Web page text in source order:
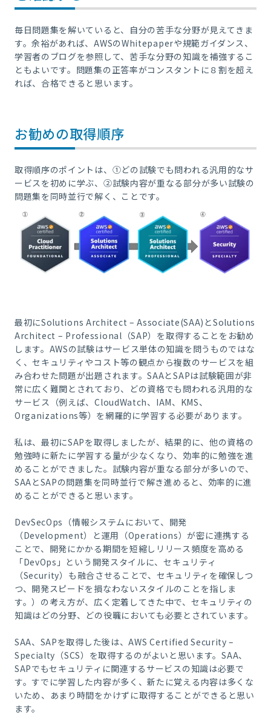
毎日問題集を解いていると、自分の苦手な分野が見えてきま
す。余裕があれば、AWSのWhitepaperや規範ガイダンス、
学習者のブログを参照して、苦手な分野の知識を補強するこ
ともよいです。問題集の正答率がコンスタントに８割を超え
れば、合格できると思います。
お勧めの取得順序
取得順序のポイントは、①どの試験でも問われる汎用的なサ
ービスを初めに学ぶ、②試験内容が重なる部分が多い試験の
問題集を同時並行で解く、ことです。
最初にSolutions Architect – Associate(SAA)とSolutions
Architect – Professional（SAP）を取得することをお勧め
します。AWSの試験はサービス単体の知識を問うものではな
く、セキュリティやコスト等の観点から複数のサービスを組
み合わせた問題が出題されます。SAAとSAPは試験範囲が非
常に広く難関とされており、どの資格でも問われる汎用的な
サービス（例えば、CloudWatch、IAM、KMS、
Organizations等）を網羅的に学習する必要があります。
私は、最初にSAPを取得しましたが、結果的に、他の資格の
勉強時に新たに学習する量が少なくなり、効率的に勉強を進
めることができました。試験内容が重なる部分が多いので、
SAAとSAPの問題集を同時並行で解き進めると、効率的に進
めることができると思います。
DevSecOps（情報システムにおいて、開発
（Development）と運用（Operations）が密に連携する
ことで、開発にかかる期間を短縮しリリース頻度を高める
「DevOps」という開発スタイルに、セキュリティ
（Security）も融合させることで、セキュリティを確保しつ
つ、開発スピードを損なわないスタイルのことを指しま
す。）の考え方が、広く定着してきた中で、セキュリティの
知識はどの分野、どの役職においても必要とされています。
SAA、SAPを取得した後は、AWS Certified Security –
Specialty（SCS）を取得するのがよいと思います。SAA、
SAPでもセキュリティに関連するサービスの知識は必要で
す。すでに学習した内容が多く、新たに覚える内容は多くな
いため、あまり時間をかけずに取得することができると思い
ます。